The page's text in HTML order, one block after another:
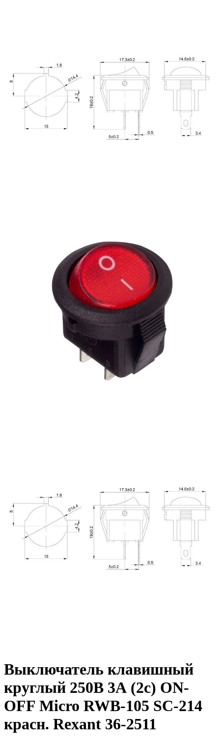
Выключатель клавишный
круглый 250В 3А (2с) ON-
OFF Micro RWB-105 SC-214
красн. Rexant 36-2511